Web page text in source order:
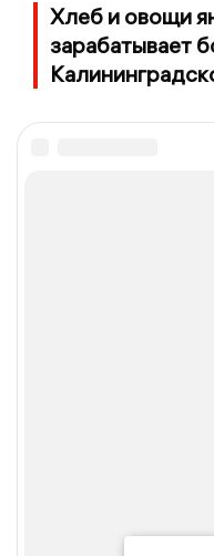
Хлеб и овощи
зарабатывает